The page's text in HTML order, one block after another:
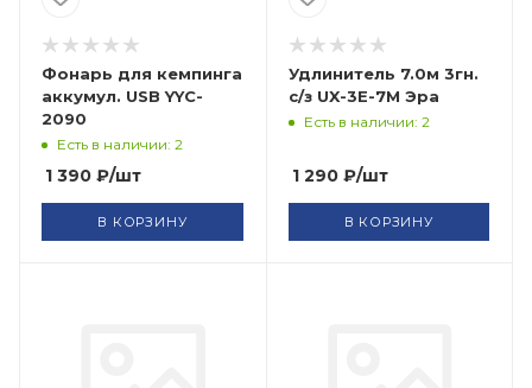
Фонарь для кемпинга
аккумул. USB YYC-
2090
Есть в наличии: 2
1 390 ₽/шт
В КОРЗИНУ
Удлинитель 7.0м 3гн.
с/з UX-3E-7M Эра
Есть в наличии: 2
1 290₽/шт
В КОРЗИНУ